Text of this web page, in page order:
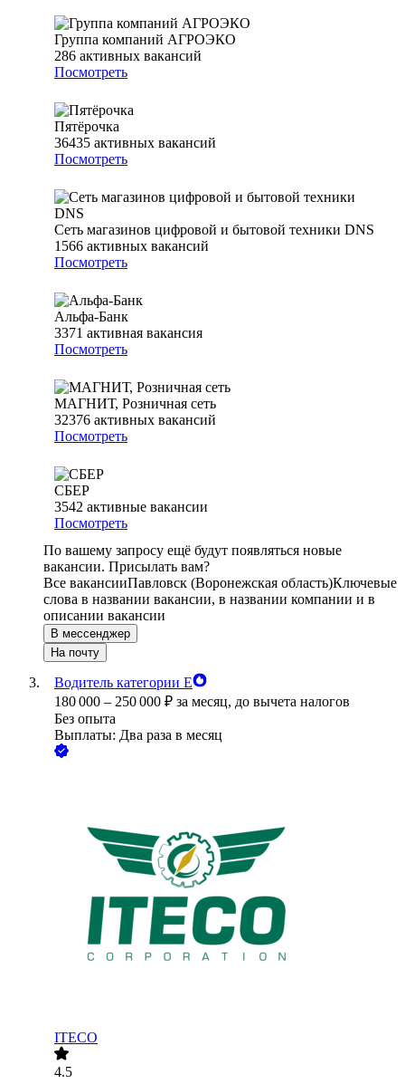
Группа компаний АГРОЭКО
286 активных вакансий
Посмотреть
Пятёрочка
36435 активных вакансий
Посмотреть
Сеть магазинов цифровой и бытовой техники DNS
1566 активных вакансий
Посмотреть
Альфа-Банк
3371 активная вакансия
Посмотреть
МАГНИТ, Розничная сеть
32376 активных вакансий
Посмотреть
СБЕР
3542 активные вакансии
Посмотреть
По вашему запросу ещё будут появляться новые
вакансии. Присылать вам?
Все вакансииПавловск (Воронежская область)Ключевые
слова в названии вакансии, в названии компании и в
описании вакансии
В мессенджер
На почту
Водитель категории Е
180 000 – 250 000 ₽ за месяц, до вычета налогов
Без опыта
Выплаты: Два раза в месяц
ITECO
4.5